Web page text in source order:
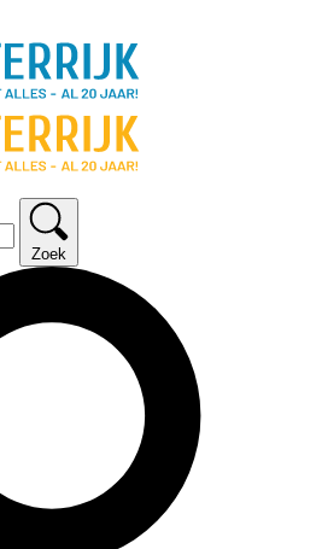
Zoek